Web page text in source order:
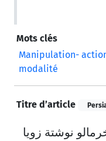
Mots clés
Manipulation-
modalité
Titre d’article
نوشتة زویا